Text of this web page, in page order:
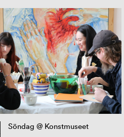
Söndag @ Konstmuseet